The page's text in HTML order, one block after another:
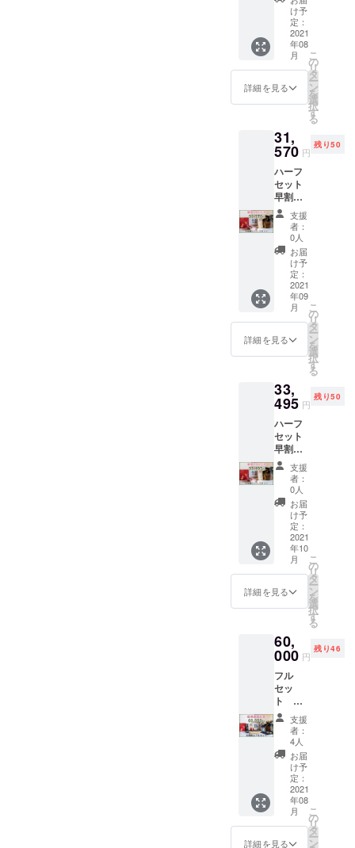
献上品
と一緒
に奉納
(葉月
書・希
望者の
み） ・
マップ
ペーン
鉾紅白
セット
「太閤
献上」
（京か
まぼこ
大榮/堀
中基銘
木）
（レー
ザー彫
刻入京
北山杉
かまぼ
こ板
付） ・
太閤献
上専用
京北山
杉折箱
(西田商
店/中基
銘木) ・
西陣織
(渡文）
・太閤
献上特
注 唐紙
ウォー
ルパネ
ル(京か
らかみ
丸二) ・
太閤献
上専用
貼り箱
小（滝
和紙
店） ・
感謝、
お礼
様のお
名前を
社へ献
上品と
一緒に
奉納 (葉
月書・
希望者
のみ）
・聚楽
第まち
めぐり
マップ
け予
定：
2021
年08
月
詳細を見る
こ
の
リ
タ
ー
ン
を
選
択
す
る
31,
570 円
残り50
ハーフ
セット
早割
15→18
％引き
キャン
ペーン
鉾紅白
セット
「太閤
献上」
（京か
まぼこ
大榮/堀
金箔粉/
木）
（レー
ザー彫
刻入京
北山杉
かまぼ
こ板
付） ・
太閤献
上専用
京北山
杉折箱
(西田商
店/中基
銘木) ・
西陣織
太閤献
・太閤
献上特
注 唐紙
ウォー
ルパネ
ル(京か
らかみ
丸二) ・
太閤献
上専用
貼り箱
小（滝
和紙
店） ・
感謝、
お礼
メール
支援
者：
0人
お届
け予
定：
2021
年09
月
詳細を見る
こ
の
リ
タ
ー
ン
を
選
択
す
る
33,
495 円
残り50
ハーフ
セット
早割
10→13
％引き
キャン
ペーン
鉾紅白
セット
「太閤
献上」
（京か
まぼこ
大榮/堀
金箔粉/
木）
（レー
ザー彫
刻入京
北山杉
かまぼ
こ板
付） ・
太閤献
上専用
京北山
杉折箱
(西田商
店/中基
銘木) ・
西陣織
太閤献
支援
者：
0人
お届
け予
定：
2021
年10
月
詳細を見る
こ
の
リ
タ
ー
ン
を
選
択
す
る
60,
000 円
残り46
フル
セッ
ト 目
標達成
記念特
別価
格！ ・
蒲鉾紅
白セッ
ト「太
閤献
上」 (京
かまぼ
こ大栄/
支援
者：
4人
お届
け予
定：
2021
年08
月
詳細を見る
こ
の
リ
タ
ー
ン